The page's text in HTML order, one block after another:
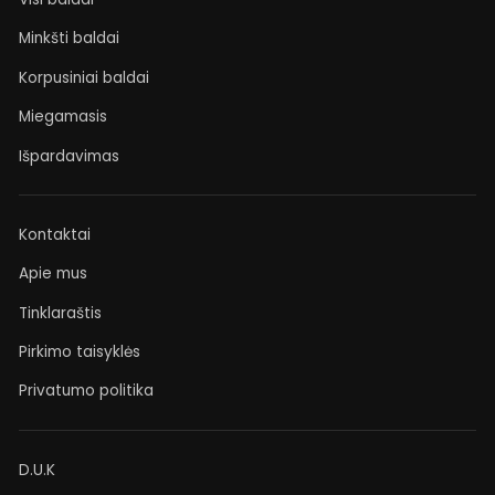
Minkšti baldai
Korpusiniai baldai
Miegamasis
Išpardavimas
Kontaktai
Apie mus
Tinklaraštis
Pirkimo taisyklės
Privatumo politika
D.U.K